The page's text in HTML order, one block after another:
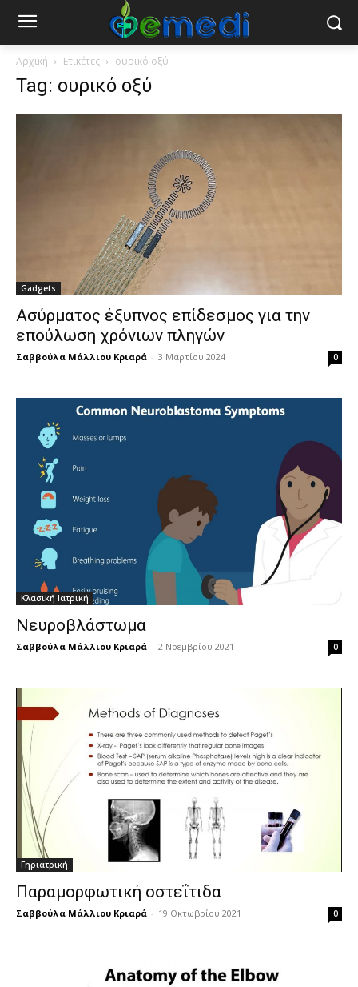
Αρχική Ετικέτες ουρικό οξύ
Tag: ουρικό οξύ
Gadgets
Ασύρματος έξυπνος επίδεσμος για την
επούλωση χρόνιων πληγών
Σαββούλα Μάλλιου Κριαρά - 3 Μαρτίου 2024 0
Κλασική Ιατρική
Νευροβλάστωμα
Σαββούλα Μάλλιου Κριαρά - 2 Νοεμβρίου 2021 0
Γηριατρική
Παραμορφωτική οστεΐτιδα
Σαββούλα Μάλλιου Κριαρά - 19 Οκτωβρίου 2021 0